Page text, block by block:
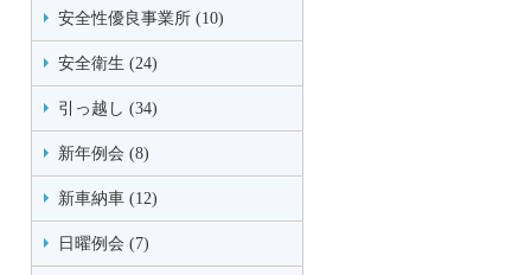
安全性優良事業所 (10)
安全衛生 (24)
引っ越し (34)
新年例会 (8)
新車納車 (12)
日曜例会 (7)